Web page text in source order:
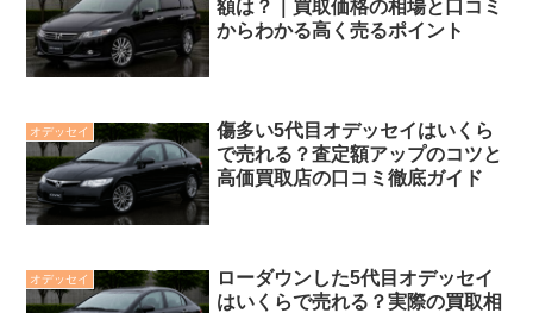
額は？｜買取価格の相場と口コミ
からわかる高く売るポイント
オデッセイ
傷多い5代目オデッセイはいくら
で売れる？査定額アップのコツと
高価買取店の口コミ徹底ガイド
オデッセイ
ローダウンした5代目オデッセイ
はいくらで売れる？実際の買取相